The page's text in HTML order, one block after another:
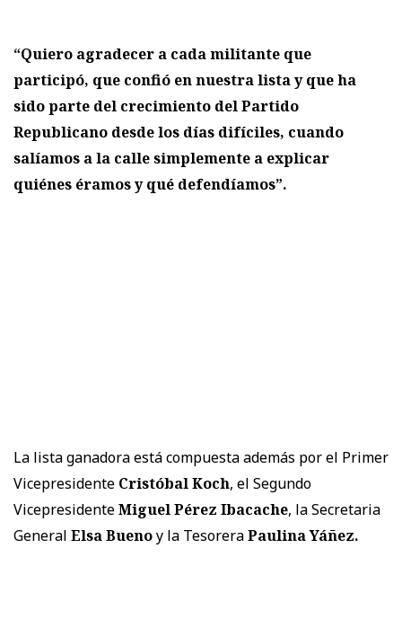
“Quiero agradecer a cada militante que
participó, que confió en nuestra lista y que ha
sido parte del crecimiento del Partido
Republicano desde los días difíciles, cuando
salíamos a la calle simplemente a explicar
quiénes éramos y qué defendíamos”.
La lista ganadora está compuesta además por el Primer
Vicepresidente Cristóbal Koch, el Segundo
VicepresidenteMiguel Pérez Ibacache, la Secretaria
General Elsa Buenoy la TesoreraPaulina Yáñez.